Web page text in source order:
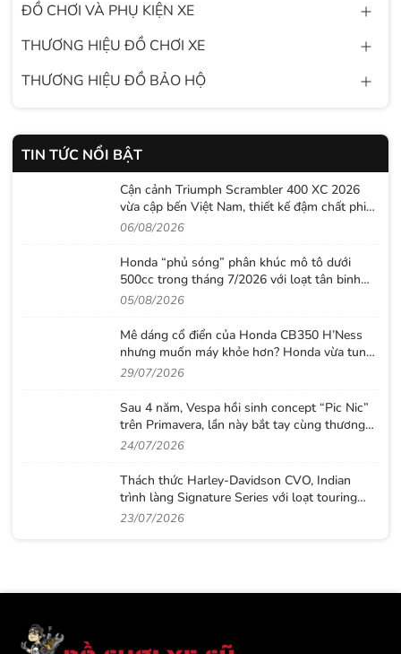
ĐỒ CHƠI VÀ PHỤ KIỆN XE
THƯƠNG HIỆU ĐỒ CHƠI XE
THƯƠNG HIỆU ĐỒ BẢO HỘ
TIN TỨC NỔI BẬT
Cận cảnh Triumph Scrambler 400 XC 2026
vừa cập bến Việt Nam, thiết kế đậm chất phiêu
lưu cùng mức giá dễ tiếp cận
06/08/2026
Honda “phủ sóng” phân khúc mô tô dưới
500cc trong tháng 7/2026 với loạt tân binh
đáng chú ý
05/08/2026
Mê dáng cổ điển của Honda CB350 H’Ness
nhưng muốn máy khỏe hơn? Honda vừa tung
ra lời giải với CB500 mới
29/07/2026
Sau 4 năm, Vespa hồi sinh concept “Pic Nic”
trên Primavera, lần này bắt tay cùng thương
hiệu thời trang Gigi
24/07/2026
Thách thức Harley-Davidson CVO, Indian
trình làng Signature Series với loạt touring
sơn thủ công cực độc
23/07/2026